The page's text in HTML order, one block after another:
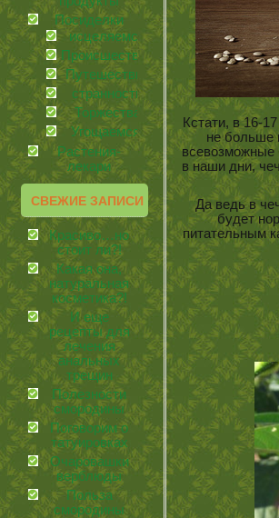
Посиделки
иcцеляемся
Происшествия
Путешествия
странности
Торжества
Угощаемся!
Растения-
лекари
СВЕЖИЕ ЗАПИСИ
Красиво…но
стоит ли?!
Какая она,
натуральная
косметика?!
И еще
рецепты для
лечения
анальных
трещин
Полезности
смородины
Поговорим о
татуировках
Очаровашки
верблюды
Польза
смородины
Кстати, в 16-
не больше
всевозможные
в наши дни,
Да ведь в
будет
питательным